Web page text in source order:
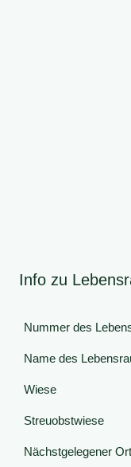
Info zu
Nummer des
Name des
Wiese
Streuobstwiese
Nächstgelegener Ort